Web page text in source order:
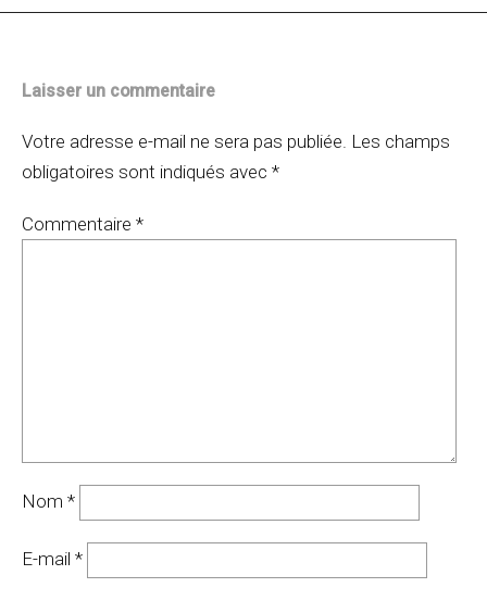
Laisser un commentaire
Votre adresse e-mail ne sera pas publiée. Les champs
obligatoires sont indiqués avec *
Commentaire *
Nom *
E-mail *